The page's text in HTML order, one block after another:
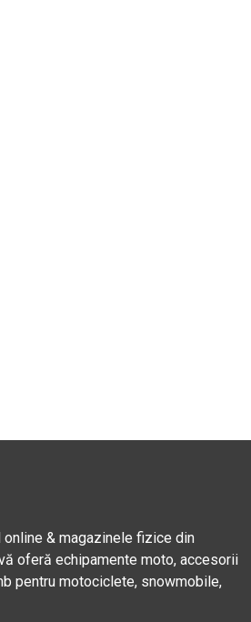
online & magazinele fizice din
oferă echipamente moto, accesorii
pentru motociclete, snowmobile,